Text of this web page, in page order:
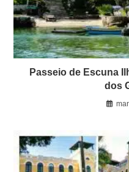
Passeio de Escuna
dos